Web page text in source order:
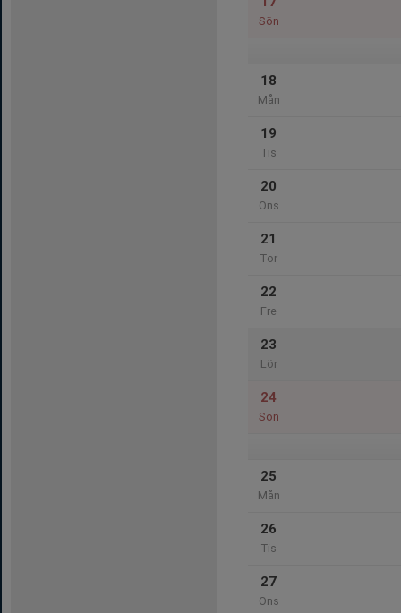
Sön
18
Mån
19
Tis
20
Ons
21
Tor
22
Fre
23
Lör
24
Sön
25
Mån
26
Tis
27
Ons